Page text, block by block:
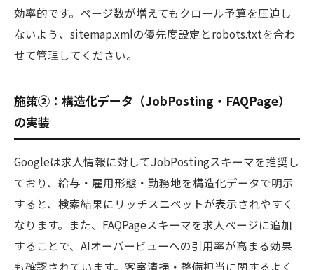
効率的です。ページ数が増えてもクロール予算を圧迫し
ないよう、sitemap.xmlの優先度設定とrobots.txtを合わ
せて管理してください。
施策②：構造化データ（JobPosting・FAQPage）
の実装
Googleは求人情報に対してJobPostingスキーマを推奨し
ており、給与・雇用形態・勤務地を構造化データで明示
すると、検索結果にリッチスニペットが表示されやすく
なります。また、FAQPageスキーマを求人ページに追加
することで、AIオーバービューへの引用率が高まる効果
も確認されています。客室清掃・整備担当に関するよく